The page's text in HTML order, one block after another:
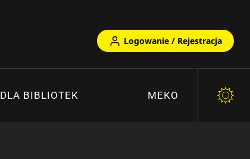
Logowanie / Rejestracja
DLA BIBLIOTEK MEKO